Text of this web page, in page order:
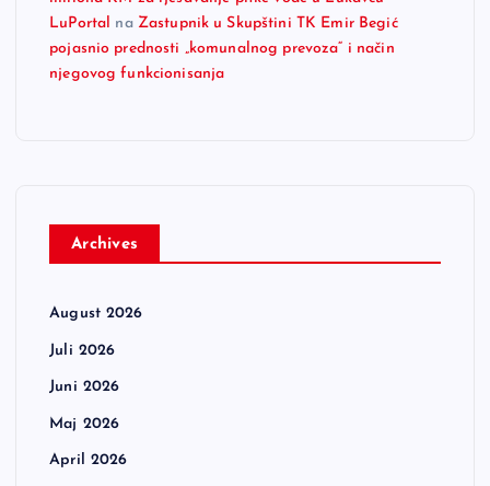
LuPortal na Zastupnik u Skupštini TK Emir Begić
pojasnio prednosti „komunalnog prevoza“ i način
njegovog funkcionisanja
Archives
August 2026
Juli 2026
Juni 2026
Maj 2026
April 2026